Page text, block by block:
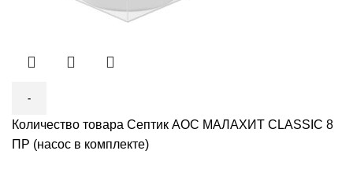
Количество товара Септик АОС МАЛАХИТ CLASSIC 8
ПР (насос в комплекте)